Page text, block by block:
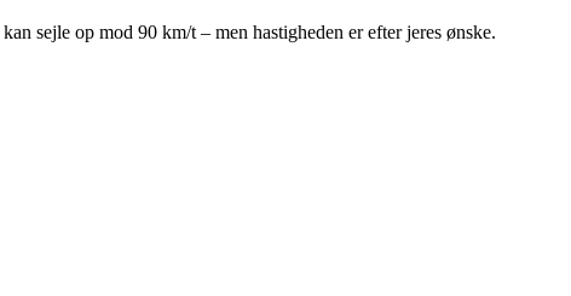
sejle op mod 90 km/t – men hastigheden er efter jeres ønske.